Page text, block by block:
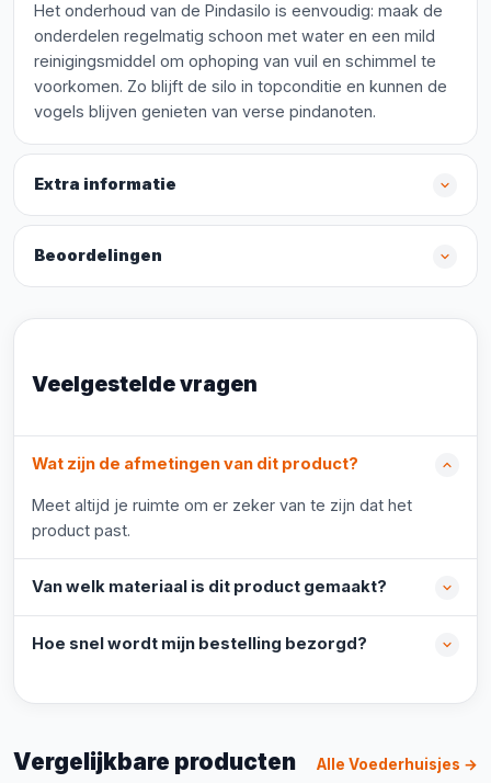
Het onderhoud van de Pindasilo is eenvoudig: maak de
onderdelen regelmatig schoon met water en een mild
reinigingsmiddel om ophoping van vuil en schimmel te
voorkomen. Zo blijft de silo in topconditie en kunnen de
vogels blijven genieten van verse pindanoten.
Extra informatie
Beoordelingen
Veelgestelde vragen
Wat zijn de afmetingen van dit product?
Meet altijd je ruimte om er zeker van te zijn dat het
product past.
Van welk materiaal is dit product gemaakt?
Hoe snel wordt mijn bestelling bezorgd?
Vergelijkbare producten Alle Voederhuisjes →